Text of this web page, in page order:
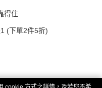
得住
(下單2件5折)